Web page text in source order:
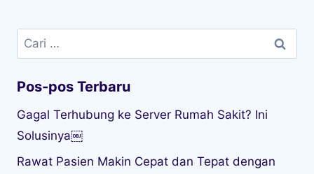
Cari
untuk:
Pos-pos Terbaru
Gagal Terhubung ke Server Rumah Sakit? Ini
Solusinya￼
Rawat Pasien Makin Cepat dan Tepat dengan